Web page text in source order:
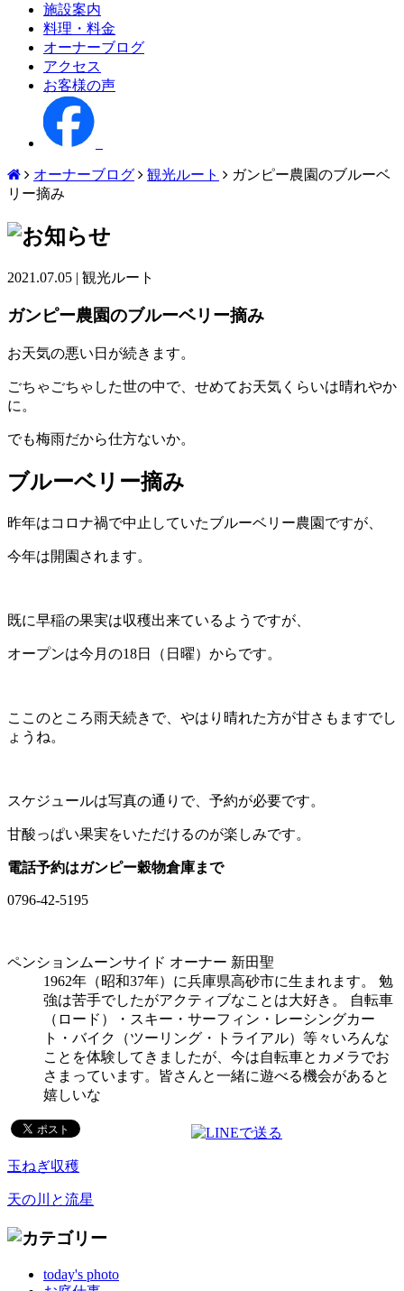
施設案内
料理・料金
オーナーブログ
アクセス
お客様の声
オーナーブログ 観光ルート
ガンピー農園のブルーベ
リー摘み
2021.07.05 | 観光ルート
ガンピー農園のブルーベリー摘み
お天気の悪い日が続きます。
ごちゃごちゃした世の中で、せめてお天気くらいは晴れやか
に。
でも梅雨だから仕方ないか。
ブルーベリー摘み
昨年はコロナ禍で中止していたブルーベリー農園ですが、
今年は開園されます。
既に早稲の果実は収穫出来ているようですが、
オープンは今月の18日（日曜）からです。
ここのところ雨天続きで、やはり晴れた方が甘さもますでし
ょうね。
スケジュールは写真の通りで、予約が必要です。
甘酸っぱい果実をいただけるのが楽しみです。
電話予約はガンピー穀物倉庫まで
0796-42-5195
ペンションムーンサイド オーナー 新田聖
1962年（昭和37年）に兵庫県高砂市に生まれます。 勉
強は苦手でしたがアクティブなことは大好き。 自転車
（ロード）・スキー・サーフィン・レーシングカー
ト・バイク（ツーリング・トライアル）等々いろんな
ことを体験してきましたが、今は自転車とカメラでお
さまっています。皆さんと一緒に遊べる機会があると
嬉しいな
玉ねぎ収穫
天の川と流星
today's photo